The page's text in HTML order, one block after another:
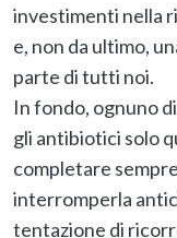
investimenti nella
e, non da ultimo,
parte di tutti noi.
In fondo, ognuno
gli antibiotici solo
completare
interromperla
tentazione di